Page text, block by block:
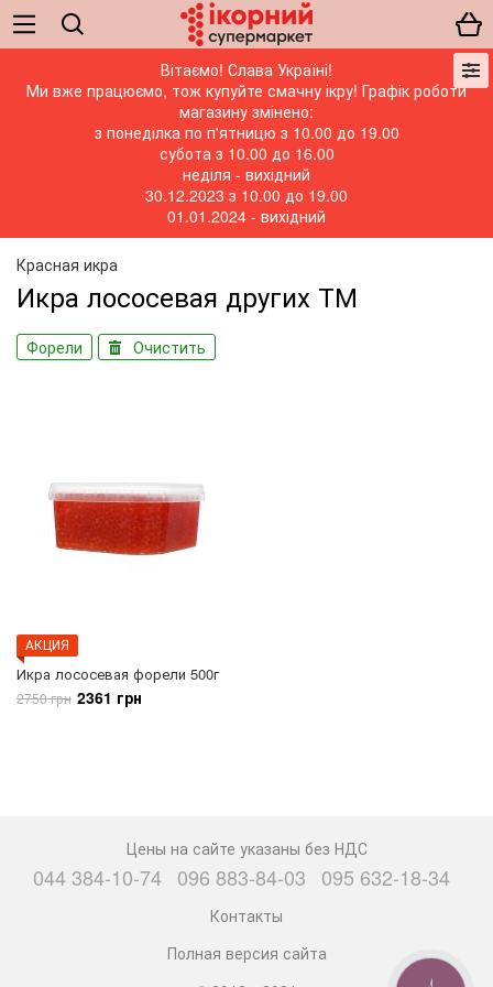
Вітаємо! Слава Україні!
Ми вже працюємо, тож купуйте смачну ікру! Графік роботи
магазину змінено:
з понеділка по п'ятницю з 10.00 до 19.00
субота з 10.00 до 16.00
неділя - вихідний
30.12.2023 з 10.00 до 19.00
01.01.2024 - вихідний
Красная икра
Икра лососевая других ТМ
Форели Очистить
АКЦИЯ
Икра лососевая форели 500г
2750 грн 2361 грн
Цены на сайте указаны без НДС
044 384-10-74 096 883-84-03 095 632-18-34
Контакты
Полная версия сайта